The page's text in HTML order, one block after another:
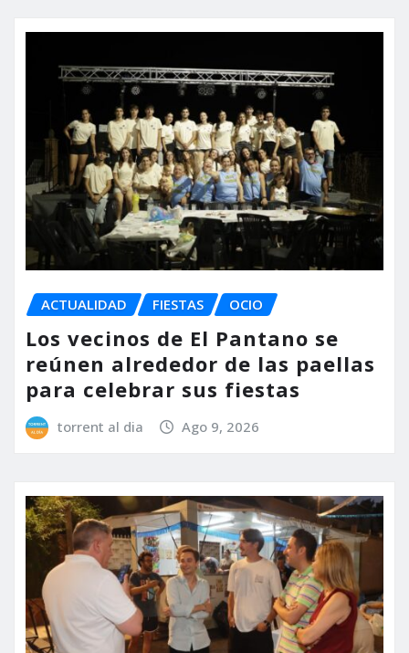
ACTUALIDAD FIESTAS OCIO
Los vecinos de El Pantano se
reúnen alrededor de las paellas
para celebrar sus fiestas
torrent al dia Ago 9, 2026